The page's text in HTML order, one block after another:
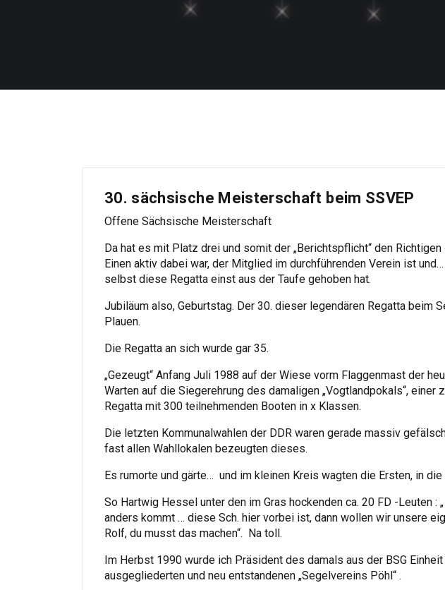
30. sächsische Meisterschaft beim SSVEP
Offene Sächsische Meisterschaft
Da hat es mit Platz drei und somit der „Berichtspflicht“ den
Einen aktiv dabei war, der Mitglied im durchführenden Verein ist
selbst diese Regatta einst aus der Taufe gehoben hat.
Jubiläum also, Geburtstag. Der 30. dieser legendären Regatta beim
Plauen.
Die Regatta an sich wurde gar 35.
„Gezeugt“ Anfang Juli 1988 auf der Wiese vorm Flaggenmast der
Warten auf die Siegerehrung des damaligen „Vogtlandpokals“, einer
Regatta mit 300 teilnehmenden Booten in x Klassen.
Die letzten Kommunalwahlen der DDR waren gerade massiv
fast allen Wahllokalen bezeugten dieses.
Es rumorte und gärte… und im kleinen Kreis wagten die Ersten, in die
So Hartwig Hessel unter den im Gras hockenden ca. 20 FD -Leuten :
anders kommt … diese Sch. hier vorbei ist, dann wollen wir unsere
Rolf, du musst das machen“. Na toll.
Im Herbst 1990 wurde ich Präsident des damals aus der BSG
ausgegliederten und neu entstandenen „Segelvereins Pöhl“ .